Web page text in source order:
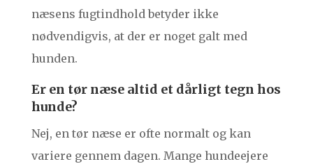
næsens fugtindhold betyder ikke
nødvendigvis, at der er noget galt med
hunden.
Er en tør næse altid et dårligt tegn hos
hunde?
Nej, en tør næse er ofte normalt og kan
variere gennem dagen. Mange hundeejere